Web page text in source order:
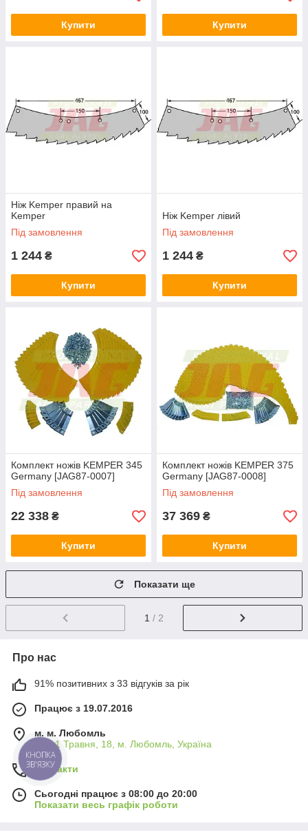
Купити Купити
Ніж Kemper правий на
Kemper
Під замовлення
1 244 ₴
Купити
Ніж Kemper лівий
Під замовлення
1 244 ₴
Купити
Комплект ножів KEMPER 345
Germany [JAG87-0007]
Під замовлення
22 338 ₴
Купити
Комплект ножів KEMPER 375
Germany [JAG87-0008]
Під замовлення
37 369 ₴
Купити
Показати ще
1 / 2
Про нас
91% позитивних з 33 відгуків за рік
Працює з 19.07.2016
м. м. Любомль
вул. 1 Травня, 18, м. Любомль, Україна
Контакти
Сьогодні працює з 08:00 до 20:00
Показати весь графік роботи
КНОПКА
ЗВ'ЯЗКУ